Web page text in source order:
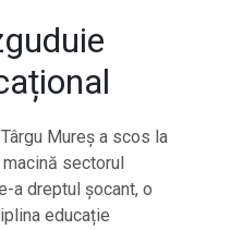
Mureș a scos la
sectorul
a dreptul șocant, o
educație